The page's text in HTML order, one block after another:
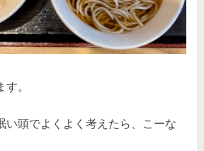
。
い頭でよくよく考えたら、こーな